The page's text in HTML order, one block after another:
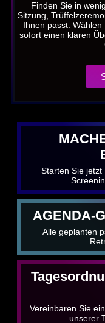
Finden Sie in
Sitzung,
Ihnen passt.
sofort einen klaren
Starten Sie
AGENDA-
Alle geplanten
Vereinbaren Sie
unserer